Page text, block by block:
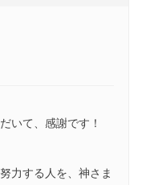
いて、感謝です！
力する人を、神さま